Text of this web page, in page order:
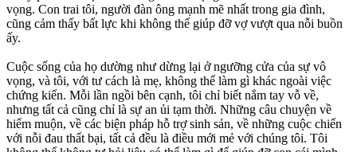
vọng. Con trai tôi, người đàn ông mạnh mẽ nhất trong gia đình,
cũng cảm thấy bất lực khi không thể giúp đỡ vợ vượt qua nỗi buồn
ấy.
Cuộc sống của họ dường như dừng lại ở ngưỡng cửa của sự vô
vọng, và tôi, với tư cách là mẹ, không thể làm gì khác ngoài việc
chứng kiến. Mỗi lần ngồi bên cạnh, tôi chỉ biết nắm tay vỗ về,
nhưng tất cả cũng chỉ là sự an ủi tạm thời. Những câu chuyện về
hiếm muộn, về các biện pháp hỗ trợ sinh sản, về những cuộc chiến
với nỗi đau thất bại, tất cả đều là điều mới mẻ với chúng tôi. Tôi